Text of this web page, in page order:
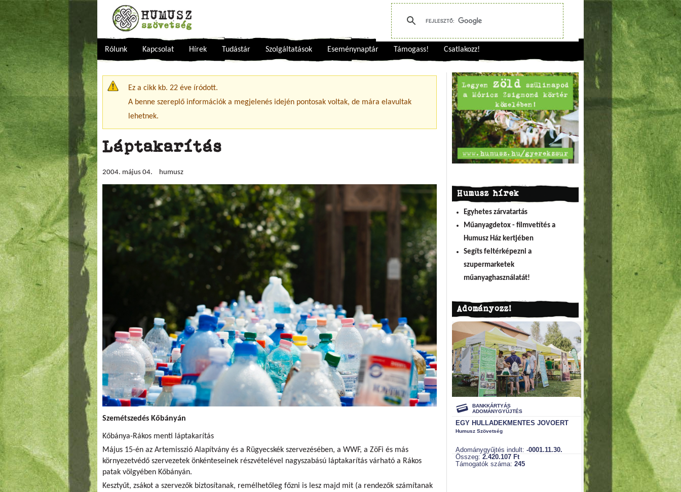
Rólunk Kapcsolat Hírek Tudástár Szolgáltatások Eseménynaptár Támogass! Csatlakozz!
Figyelmeztető üzenet
Ez a cikk kb. 22 éve íródott.
A benne szereplő információk a megjelenés idején pontosak voltak, de mára elavultak
lehetnek.
Láptakarítás
2004. május 04. humusz
Szemétszedés Kőbányán
Kőbánya-Rákos menti láptakarítás
Május 15-én az Artemisszió Alapítvány és a Rügyecskék szervezésében, a WWF, a ZöFi és más
környezetvédő szervezetek önkénteseinek részvételével nagyszabású láptakarítás várható a Rákos
patak völgyében Kőbányán.
Kesztyűt, zsákot a szervezők biztosítanak, remélhetőleg főzni is lesz majd mit (a rendezők számítanak
Humusz hírek
Egyhetes zárvatartás
Műanyagdetox - filmvetítés a
Humusz Ház kertjében
Segíts feltérképezni a
szupermarketek
műanyaghasználatát!
Adományozz!